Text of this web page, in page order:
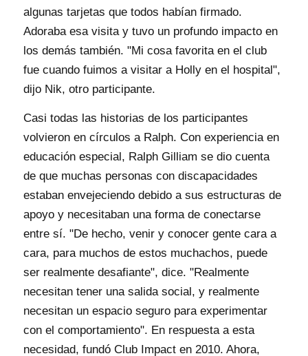
algunas tarjetas que todos habían firmado.
Adoraba esa visita y tuvo un profundo impacto en
los demás también. "Mi cosa favorita en el club
fue cuando fuimos a visitar a Holly en el hospital",
dijo Nik, otro participante.
Casi todas las historias de los participantes
volvieron en círculos a Ralph. Con experiencia en
educación especial, Ralph Gilliam se dio cuenta
de que muchas personas con discapacidades
estaban envejeciendo debido a sus estructuras de
apoyo y necesitaban una forma de conectarse
entre sí. "De hecho, venir y conocer gente cara a
cara, para muchos de estos muchachos, puede
ser realmente desafiante", dice. "Realmente
necesitan tener una salida social, y realmente
necesitan un espacio seguro para experimentar
con el comportamiento". En respuesta a esta
necesidad, fundó Club Impact en 2010. Ahora,